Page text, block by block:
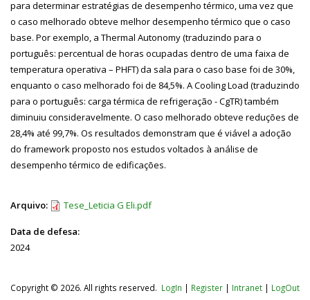
para determinar estratégias de desempenho térmico, uma vez que
o caso melhorado obteve melhor desempenho térmico que o caso
base. Por exemplo, a Thermal Autonomy (traduzindo para o
português: percentual de horas ocupadas dentro de uma faixa de
temperatura operativa – PHFT) da sala para o caso base foi de 30%,
enquanto o caso melhorado foi de 84,5%. A Cooling Load (traduzindo
para o português: carga térmica de refrigeração - CgTR) também
diminuiu consideravelmente. O caso melhorado obteve reduções de
28,4% até 99,7%. Os resultados demonstram que é viável a adoção
do framework proposto nos estudos voltados à análise de
desempenho térmico de edificações.
Arquivo: Tese_Leticia G Eli.pdf
Data de defesa:
2024
Copyright © 2026. All rights reserved. LogIn | Register | Intranet | LogOut